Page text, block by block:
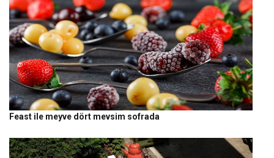
Feast ile meyve dört mevsim sofrada